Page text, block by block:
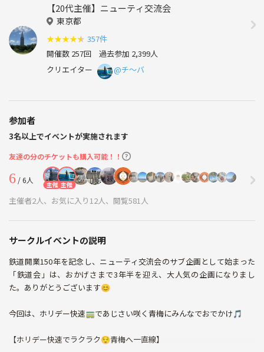
【20代主催】ニューティ交流会
東京都
★★★★★ 357件
開催数 257回 過去参加 2,399人
クリエイター
@チ〜バ
参加者
3名以上でイベントが実施されます
友達の分のチケットも購入可能！！
6 / 6人 主催 主催
主催者2人、お気に入り12人、閲覧581人
サークルイベントの説明
鉄道開業150年を記念し、ニューティ交流会のサブ企画として始まった
「鉄道会」は、おかげさまで3年半を迎え、大人気の企画になりまし
た。ありがとうございます😊
今回は、ホリデー快速🚃であじさい咲く青梅にみんなでおでかけ🎵
【ホリデー快速でラクラク😌青梅へ一直線】